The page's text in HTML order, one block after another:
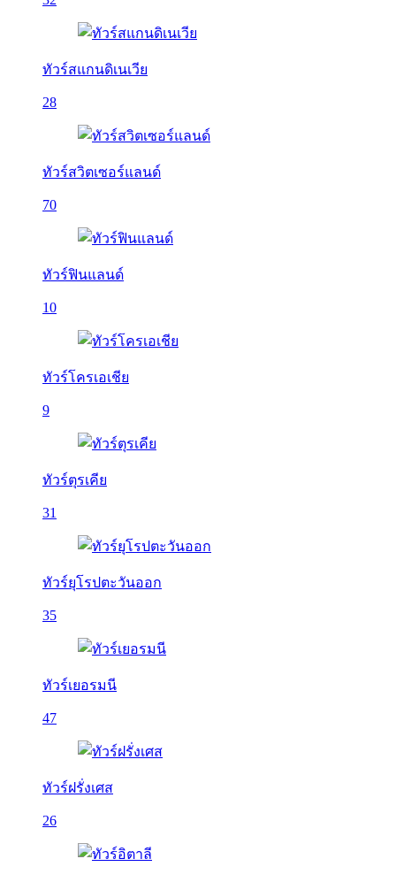
ทัวร์สแกนดิเนเวีย
28
ทัวร์สวิตเซอร์แลนด์
70
ทัวร์ฟินแลนด์
10
ทัวร์โครเอเชีย
9
ทัวร์ตุรเคีย
31
ทัวร์ยุโรปตะวันออก
35
ทัวร์เยอรมนี
47
ทัวร์ฝรั่งเศส
26